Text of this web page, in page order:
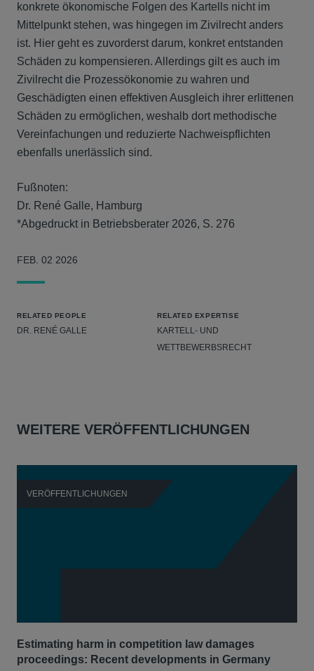
konkrete ökonomische Folgen des Kartells nicht im
Mittelpunkt stehen, was hingegen im Zivilrecht anders
ist. Hier geht es zuvorderst darum, konkret entstanden
Schäden zu kompensieren. Allerdings gilt es auch im
Zivilrecht die Prozessökonomie zu wahren und
Geschädigten einen effektiven Ausgleich ihrer erlittenen
Schäden zu ermöglichen, weshalb dort methodische
Vereinfachungen und reduzierte Nachweispflichten
ebenfalls unerlässlich sind.
Fußnoten:
Dr. René Galle, Hamburg
*Abgedruckt in Betriebsberater 2026, S. 276
FEB. 02 2026
RELATED PEOPLE
DR. RENÉ GALLE
RELATED EXPERTISE
KARTELL- UND
WETTBEWERBSRECHT
WEITERE VERÖFFENTLICHUNGEN
VERÖFFENTLICHUNGEN
Estimating harm in competition law damages
proceedings: Recent developments in Germany